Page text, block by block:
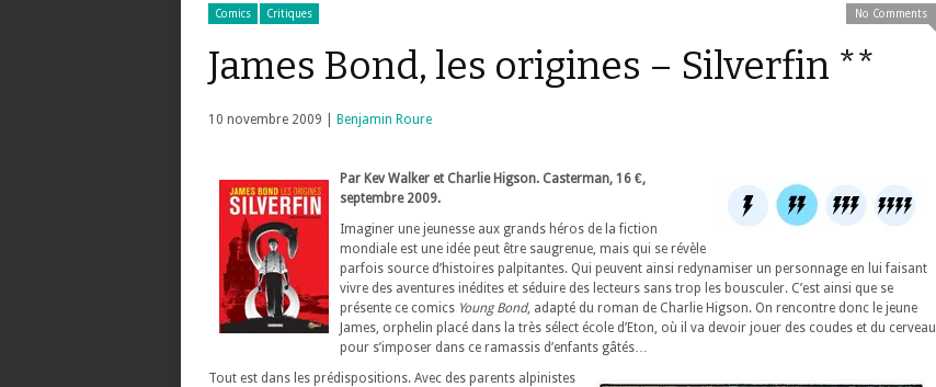
Comics Critiques No Comments
James Bond, les origines – Silverfin **
10 novembre 2009 | Benjamin Roure
Par Kev Walker et Charlie Higson. Casterman, 16 €,
septembre 2009.
Imaginer une jeunesse aux grands héros de la fiction
mondiale est une idée peut être saugrenue, mais qui se révèle
parfois source d’histoires palpitantes. Qui peuvent ainsi redynamiser un personnage en lui faisant
vivre des aventures inédites et séduire des lecteurs sans trop les bousculer. C’est ainsi que se
présente ce comics Young Bond, adapté du roman de Charlie Higson. On rencontre donc le jeune
James, orphelin placé dans la très sélect école d’Eton, où il va devoir jouer des coudes et du cerveau
pour s’imposer dans ce ramassis d’enfants gâtés…
Tout est dans les prédispositions. Avec des parents alpinistes